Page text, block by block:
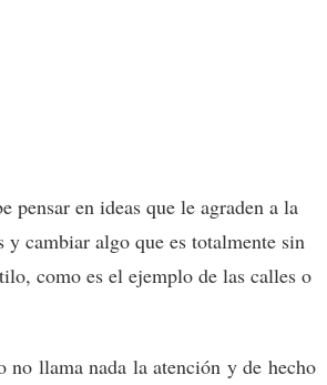
pensar en ideas que le agraden a la
y cambiar algo que es totalmente sin
como es el ejemplo de las calles o
no llama nada la atención y de hecho